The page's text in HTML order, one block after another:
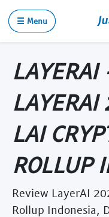
☰ Menu
LAYERAI
LAI
ROLLUP
Review LayerAI
Rollup Indonesia,